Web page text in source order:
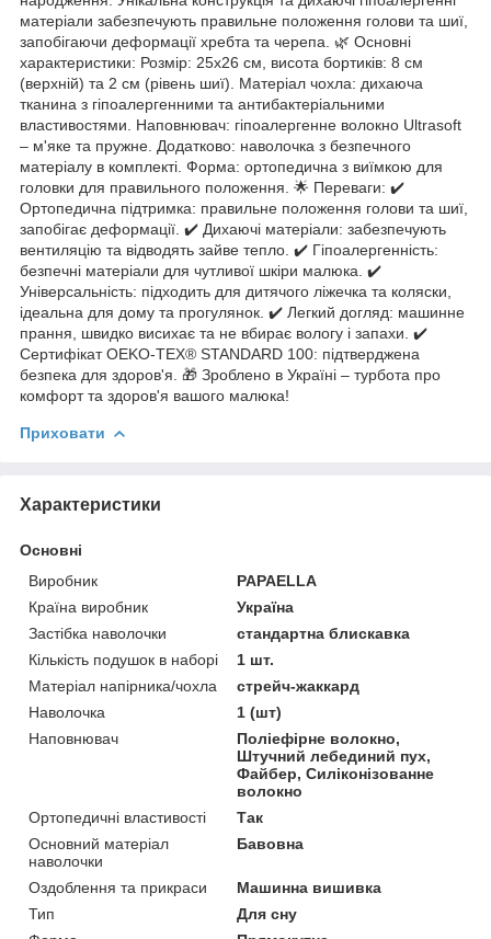
матеріали забезпечують правильне положення голови та шиї,
запобігаючи деформації хребта та черепа. 🌿 Основні
характеристики: Розмір: 25x26 см, висота бортиків: 8 см
(верхній) та 2 см (рівень шиї). Матеріал чохла: дихаюча
тканина з гіпоалергенними та антибактеріальними
властивостями. Наповнювач: гіпоалергенне волокно Ultrasoft
– м'яке та пружне. Додатково: наволочка з безпечного
матеріалу в комплекті. Форма: ортопедична з виїмкою для
головки для правильного положення. 🌟 Переваги: ✔️
Ортопедична підтримка: правильне положення голови та шиї,
запобігає деформації. ✔️ Дихаючі матеріали: забезпечують
вентиляцію та відводять зайве тепло. ✔️ Гіпоалергенність:
безпечні матеріали для чутливої шкіри малюка. ✔️
Універсальність: підходить для дитячого ліжечка та коляски,
ідеальна для дому та прогулянок. ✔️ Легкий догляд: машинне
прання, швидко висихає та не вбирає вологу і запахи. ✔️
Сертифікат OEKO-TEX® STANDARD 100: підтверджена
безпека для здоров'я. 🎁 Зроблено в Україні – турбота про
комфорт та здоров'я вашого малюка!
Приховати
Характеристики
Основні
Виробник
PAPAELLA
Країна виробник
Україна
Застібка наволочки
стандартна блискавка
Кількість подушок в наборі
1 шт.
Матеріал напірника/чохла
стрейч-жаккард
Наволочка
1 (шт)
Наповнювач
Поліефірне волокно,
Штучний лебединий пух,
Файбер, Силіконізованне
волокно
Ортопедичні властивості
Так
Основний матеріал
наволочки
Бавовна
Оздоблення та прикраси
Машинна вишивка
Тип
Для сну